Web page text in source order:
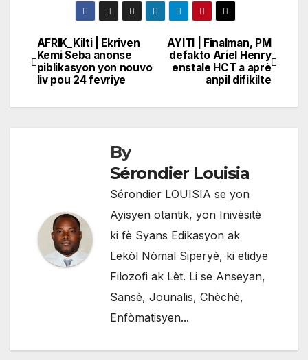
Navigation
de
l'article
AYITI | Finalman, PM
defakto Ariel Henry
enstale HCT a aprè
anpil difikilte
AFRIK_Kilti | Ekriven
Kemi Seba anonse
piblikasyon yon nouvo
liv pou 24 fevriye
By
Sérondier Louisia
Sérondier LOUISIA se yon
Ayisyen otantik, yon Inivèsitè
ki fè Syans Edikasyon ak
Lekòl Nòmal Siperyè, ki etidye
Filozofi ak Lèt. Li se Anseyan,
Sansè, Jounalis, Chèchè,
Enfòmatisyen...